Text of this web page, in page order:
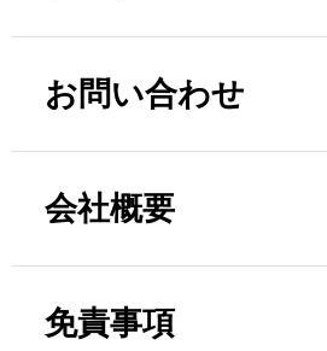
お問い合わせ
会社概要
免責事項